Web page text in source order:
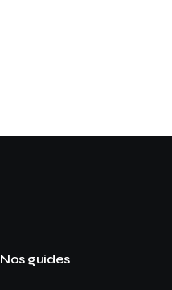
Nos guides